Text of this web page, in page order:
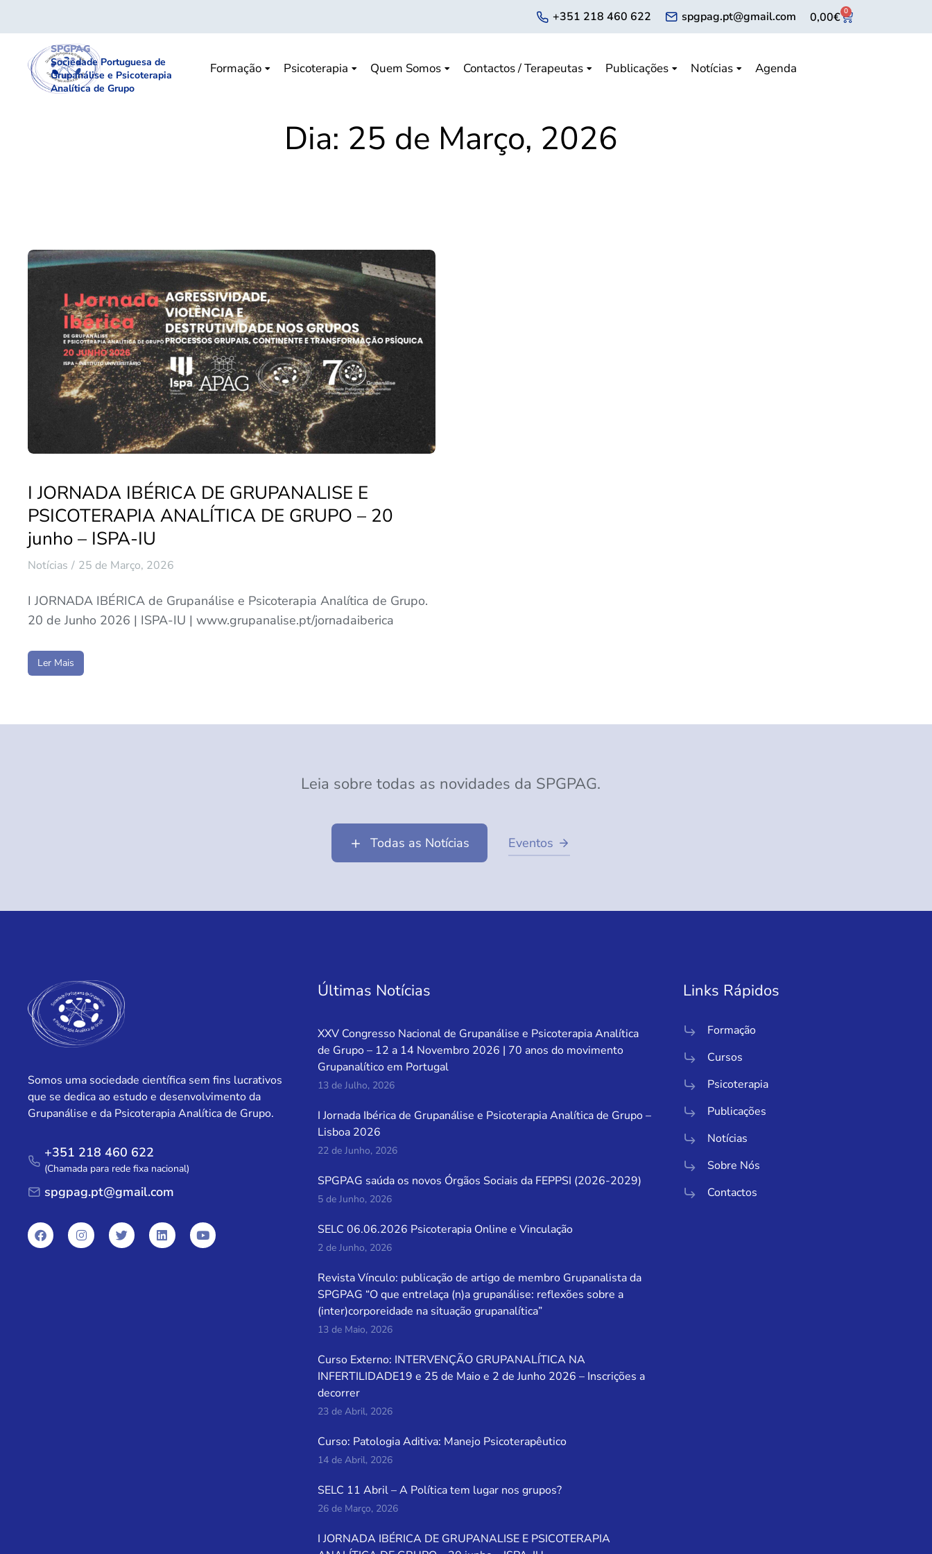
+351 218 460 622 spgpag.pt@gmail.com 0,00€ 0
SPGPAG
Sociedade Portuguesa de
Grupanálise e Psicoterapia
Analítica de Grupo
Formação Psicoterapia Quem Somos Contactos / Terapeutas Publicações Notícias Agenda
Dia: 25 de Março, 2026
I JORNADA IBÉRICA DE GRUPANALISE E
PSICOTERAPIA ANALÍTICA DE GRUPO – 20
junho – ISPA-IU
Notícias 25 de Março, 2026
I JORNADA IBÉRICA de Grupanálise e Psicoterapia Analítica de Grupo.
20 de Junho 2026 | ISPA-IU | www.grupanalise.pt/jornadaiberica
Ler Mais
Leia sobre todas as novidades da SPGPAG.
Todas as Notícias Eventos
Somos uma sociedade científica sem fins lucrativos
que se dedica ao estudo e desenvolvimento da
Grupanálise e da Psicoterapia Analítica de Grupo.
+351 218 460 622
(Chamada para rede fixa nacional)
spgpag.pt@gmail.com
Últimas Notícias
XXV Congresso Nacional de Grupanálise e Psicoterapia Analítica
de Grupo – 12 a 14 Novembro 2026 | 70 anos do movimento
Grupanalítico em Portugal
13 de Julho, 2026
I Jornada Ibérica de Grupanálise e Psicoterapia Analítica de Grupo –
Lisboa 2026
22 de Junho, 2026
SPGPAG saúda os novos Órgãos Sociais da FEPPSI (2026-2029)
5 de Junho, 2026
SELC 06.06.2026 Psicoterapia Online e Vinculação
2 de Junho, 2026
Revista Vínculo: publicação de artigo de membro Grupanalista da
SPGPAG “O que entrelaça (n)a grupanálise: reflexões sobre a
(inter)corporeidade na situação grupanalítica”
13 de Maio, 2026
Curso Externo: INTERVENÇÃO GRUPANALÍTICA NA
INFERTILIDADE19 e 25 de Maio e 2 de Junho 2026 – Inscrições a
decorrer
23 de Abril, 2026
Curso: Patologia Aditiva: Manejo Psicoterapêutico
14 de Abril, 2026
SELC 11 Abril – A Política tem lugar nos grupos?
26 de Março, 2026
I JORNADA IBÉRICA DE GRUPANALISE E PSICOTERAPIA
Links Rápidos
Formação
Cursos
Psicoterapia
Publicações
Notícias
Sobre Nós
Contactos